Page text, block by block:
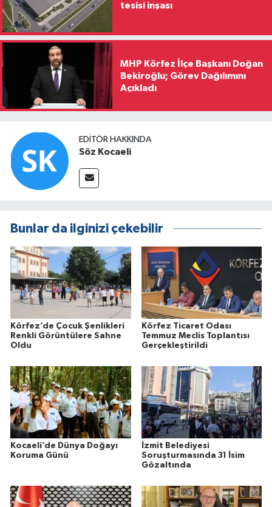
tesisi inşası
MHP Körfez İlçe Başkanı Doğan
Bekiroğlu; Görev Dağılımını
Açıkladı
EDITÖR HAKKINDA
Söz Kocaeli
Bunlar da ilginizi çekebilir
Körfez’de Çocuk Şenlikleri
Renkli Görüntülere Sahne
Oldu
Körfez Ticaret Odası
Temmuz Meclis Toplantısı
Gerçekleştirildi
Kocaeli’de Dünya Doğayı
Koruma Günü
İzmit Belediyesi
Soruşturmasında 31 İsim
Gözaltında